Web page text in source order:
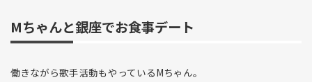
Mちゃんと銀座でお食事デート
働きながら歌手活動もやっているMちゃん。